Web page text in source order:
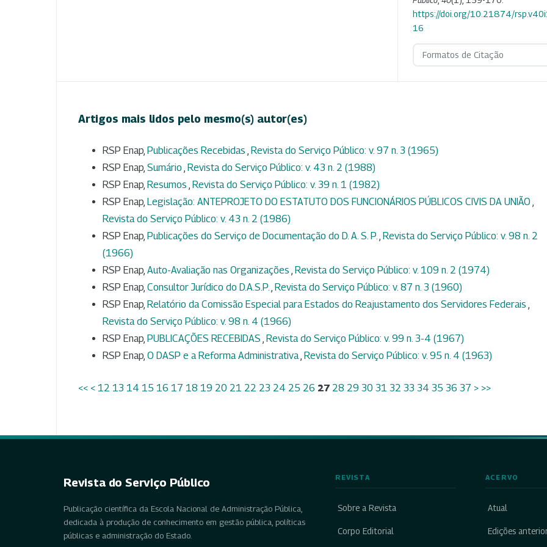
https://doi.org/10.21874/
16
Formatos de Citação
Artigos mais lidos pelo mesmo(s) autor(es)
RSP Enap, Publicações Recebidas Revista do Serviço Público: v. 97 n. 3 (1965)
RSP Enap, Sumário Revista do Serviço Público: v. 43 n. 2 (1988)
RSP Enap, Resumos Revista do Serviço Público: v. 39 n. 1 (1982)
RSP Enap, Legislação: ANTEPROJETO DO ESTATUTO DOS FUNCIONÁRIOS PÚBLICOS CIVIS DA UNIÃO
Revista do Serviço Público: v. 43 n. 2 (1986)
RSP Enap, Publicações do Serviço de Documentação do D. A. S. P. Revista do Serviço Público: v. 98 n. 2
(1966)
RSP Enap, Auto-Avaliação nas Organizações Revista do Serviço Público: v. 109 n. 2 (1974)
RSP Enap, Consultor Jurídico do D.A.S.P. Revista do Serviço Público: v. 87 n. 3 (1960)
RSP Enap, Relatório da Comissão Especial para Estados do Reajustamento dos Servidores Federais
Revista do Serviço Público: v. 98 n. 4 (1966)
RSP Enap, PUBLICAÇÕES RECEBIDAS Revista do Serviço Público: v. 99 n. 3-4 (1967)
RSP Enap, O DASP e a Reforma Administrativa Revista do Serviço Público: v. 95 n. 4 (1963)
<< < 12 13 14 15 16 17 18 19 20 21 22 23 24 25 26 27 28 29 30 31 32 33 34 35 36 37 > >>
Revista do Serviço Público
Publicação científica da Escola Nacional de Administração Pública,
dedicada à produção de conhecimento em gestão pública, políticas
públicas e administração do Estado.
REVISTA
Sobre a Revista
Corpo Editorial
ACERVO
Atual
Edições